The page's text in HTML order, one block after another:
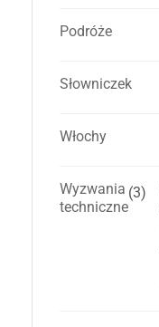
Podróże
Słowniczek
Włochy
Wyzwania
techniczne
(3)